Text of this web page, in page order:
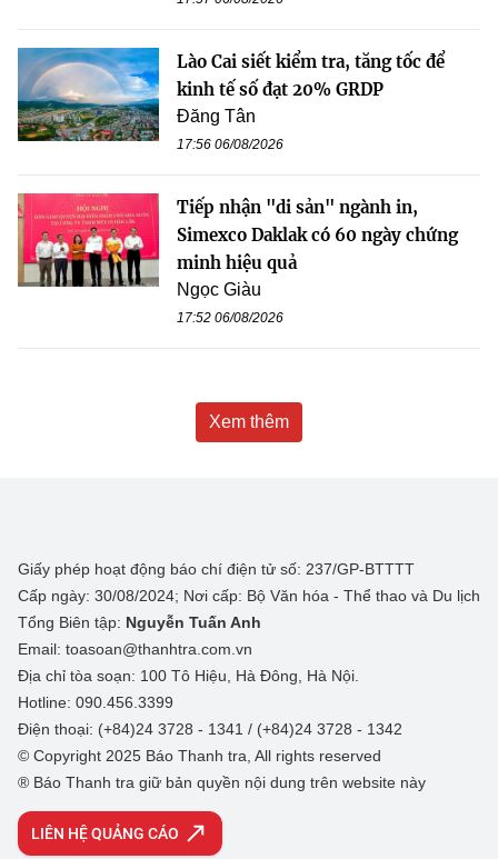
Lào Cai siết kiểm tra, tăng tốc để
kinh tế số đạt 20% GRDP
Đăng Tân
17:56 06/08/2026
Tiếp nhận "di sản" ngành in,
Simexco Daklak có 60 ngày chứng
minh hiệu quả
Ngọc Giàu
17:52 06/08/2026
Xem thêm
Giấy phép hoạt động báo chí điện tử số: 237/GP-BTTTT
Cấp ngày: 30/08/2024; Nơi cấp: Bộ Văn hóa - Thể thao và Du lịch
Tổng Biên tập: Nguyễn Tuấn Anh
Email: toasoan@thanhtra.com.vn
Địa chỉ tòa soạn: 100 Tô Hiệu, Hà Đông, Hà Nội.
Hotline: 090.456.3399
Điện thoại: (+84)24 3728 - 1341 / (+84)24 3728 - 1342
© Copyright 2025 Báo Thanh tra, All rights reserved
® Báo Thanh tra giữ bản quyền nội dung trên website này
LIÊN HỆ QUẢNG CÁO